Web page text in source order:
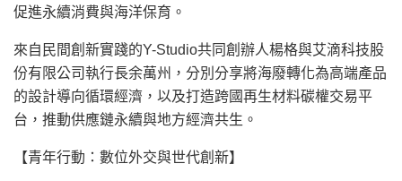
促進永續消費與海洋保育。
來自民間創新實踐的Y-Studio共同創辦人楊格與艾滴科技股
份有限公司執行長余萬州，分別分享將海廢轉化為高端產品
的設計導向循環經濟，以及打造跨國再生材料碳權交易平
台，推動供應鏈永續與地方經濟共生。
【青年行動：數位外交與世代創新】